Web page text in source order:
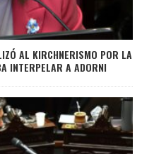
AL KIRCHNERISMO POR LA
INTERPELAR A ADORNI